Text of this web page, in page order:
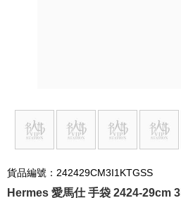
貨品編號：242429CM3I1KTGSS
Hermes 愛馬仕 手袋 2424-29cm